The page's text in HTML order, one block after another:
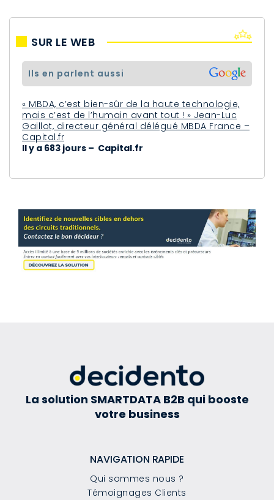
SUR LE WEB
ils en parlent aussi
« MBDA, c’est bien-sûr de la haute technologie,
mais c’est de l’humain avant tout ! » Jean-Luc
Gaillot, directeur général délégué MBDA France –
Capital.fr
Il y a 683 jours – Capital.fr
La solution SMARTDATA B2B qui booste
votre business
NAVIGATION RAPIDE
Qui sommes nous ?
Témoignages Clients